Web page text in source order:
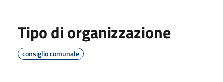
Tipo di organizzazione
consiglio comunale